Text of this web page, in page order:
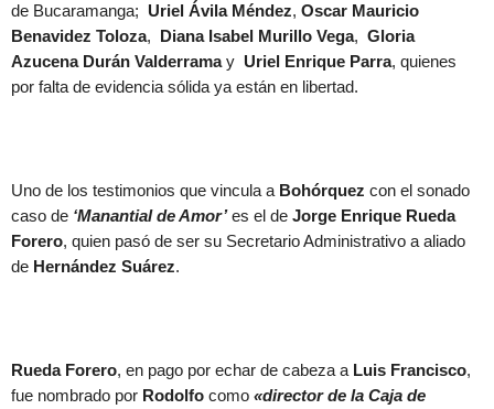
de Bucaramanga; Uriel Ávila Méndez, Oscar Mauricio
Benavidez Toloza, Diana Isabel Murillo Vega, Gloria
Azucena Durán Valderramay Uriel Enrique Parra, quienes
por falta de evidencia sólida ya están en libertad.
Uno de los testimonios que vincula a Bohórquez con el sonado
caso de ‘Manantial de Amor’es el de Jorge Enrique Rueda
Forero, quien pasó de ser su Secretario Administrativo a aliado
de Hernández Suárez.
Rueda Forero, en pago por echar de cabeza a Luis Francisco,
fue nombrado por Rodolfo como «director de la Caja de